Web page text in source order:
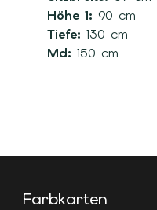
Höhe 1: 90 cm
Tiefe: 130 cm
Md: 150 cm
Farbkarten